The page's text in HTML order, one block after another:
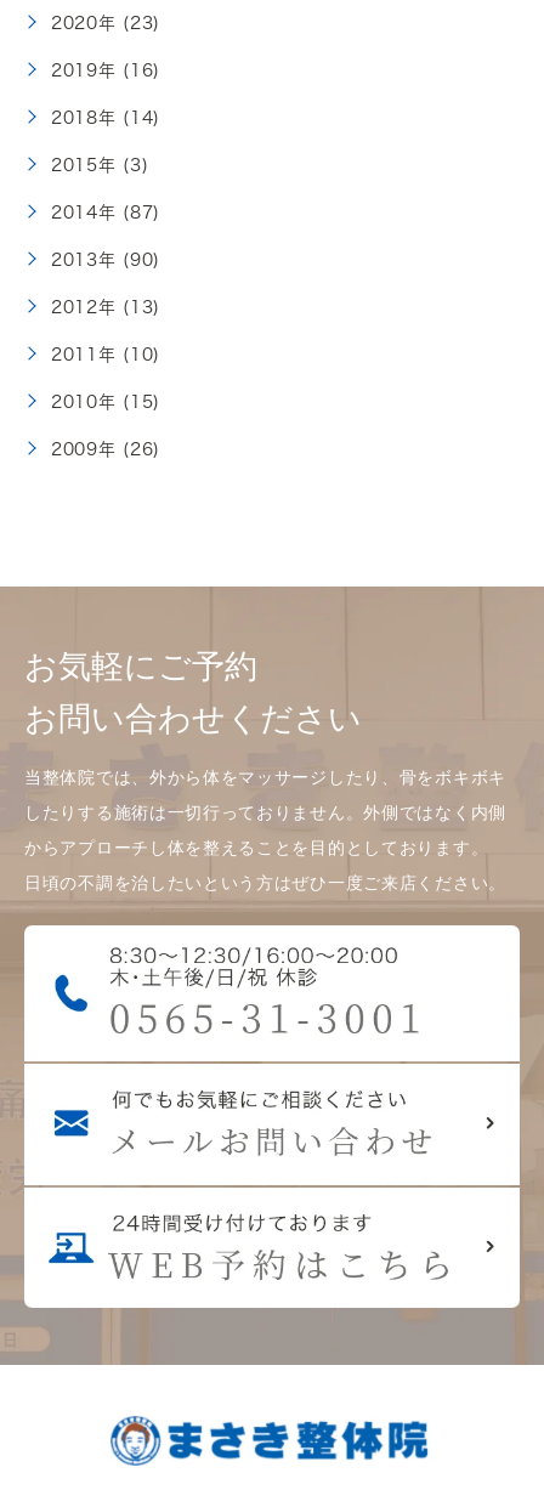
2020年 (23)
2019年 (16)
2018年 (14)
2015年 (3)
2014年 (87)
2013年 (90)
2012年 (13)
2011年 (10)
2010年 (15)
2009年 (26)
お気軽にご予約
お問い合わせください
当整体院では、外から体をマッサージしたり、骨をボキボキ
したりする施術は一切行っておりません。外側ではなく内側
からアプローチし体を整えることを目的としております。
日頃の不調を治したいという方はぜひ一度ご来店ください。